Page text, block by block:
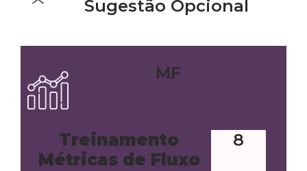
Sugestão Opcional
MF
Treinamento
Métricas de Fluxo
8